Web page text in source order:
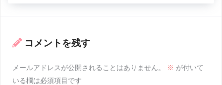
コメントを残す
メールアドレスが公開されることはありません。 ※ が付いて
いる欄は必須項目です